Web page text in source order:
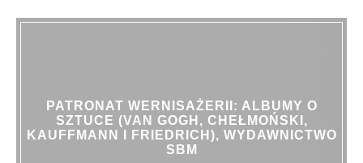
PATRONAT WERNISAŻERII: ALBUMY O
SZTUCE (VAN GOGH, CHEŁMOŃSKI,
KAUFFMANN I FRIEDRICH), WYDAWNICTWO
SBM